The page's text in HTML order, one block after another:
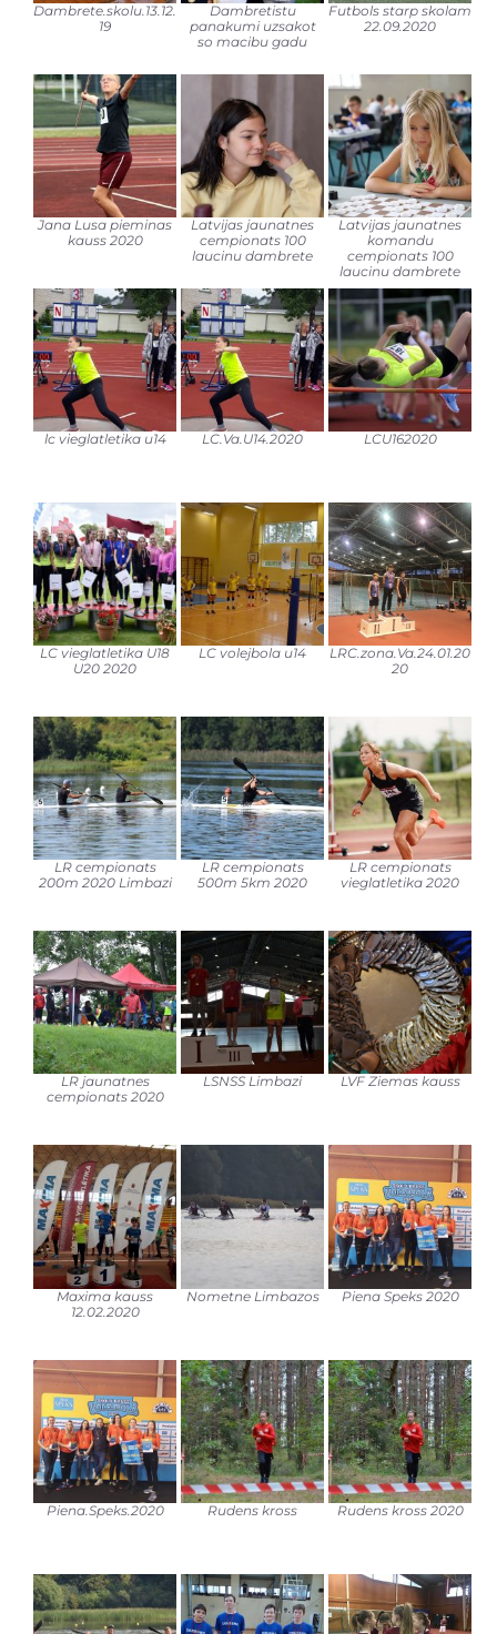
Dambrete.skolu.13.12.
19
Dambretistu
panakumi uzsakot
so macibu gadu
Futbols starp skolam
22.09.2020
Jana Lusa pieminas
kauss 2020
Latvijas jaunatnes
cempionats 100
laucinu dambrete
Latvijas jaunatnes
komandu
cempionats 100
laucinu dambrete
lc vieglatletika u14 LC.Va.U14.2020 LCU162020
LC vieglatletika U18
U20 2020
LC volejbola u14
LRC.zona.Va.24.01.20
20
LR cempionats
200m 2020 Limbazi
LR cempionats
500m 5km 2020
LR cempionats
vieglatletika 2020
LR jaunatnes
cempionats 2020
LSNSS Limbazi LVF Ziemas kauss
Maxima kauss
12.02.2020
Nometne Limbazos Piena Speks 2020
Piena.Speks.2020 Rudens kross Rudens kross 2020